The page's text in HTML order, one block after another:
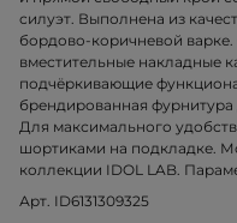
силуэт. Выполнена из
бордово-коричневой
вместительные накладные
подчёркивающие
брендированная фурнитура
Для максимального
шортиками на подкладке.
коллекции IDOL LAB.
Арт. ID6131309325